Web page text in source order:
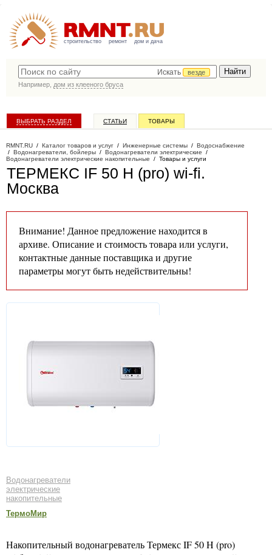
строительство ремонт дом и дача
Искать
везде
Например, дом из клееного бруса
ВЫБРАТЬ РАЗДЕЛ СТАТЬИ ТОВАРЫ
RMNT.RU / Каталог товаров и услуг / Инженерные системы / Водоснабжение
/ Водонагреватели, бойлеры / Водонагреватели электрические /
Водонагреватели электрические накопительные / Товары и услуги
ТЕРМЕКС IF 50 H (pro) wi-fi.
Москва
Внимание! Данное предложение находится в
архиве. Описание и стоимость товара или услуги,
контактные данные поставщика и другие
параметры могут быть недействительны!
Водонагреватели
электрические
накопительные
ТермоМир
Накопительный водонагреватель Термекс IF 50 H (pro)